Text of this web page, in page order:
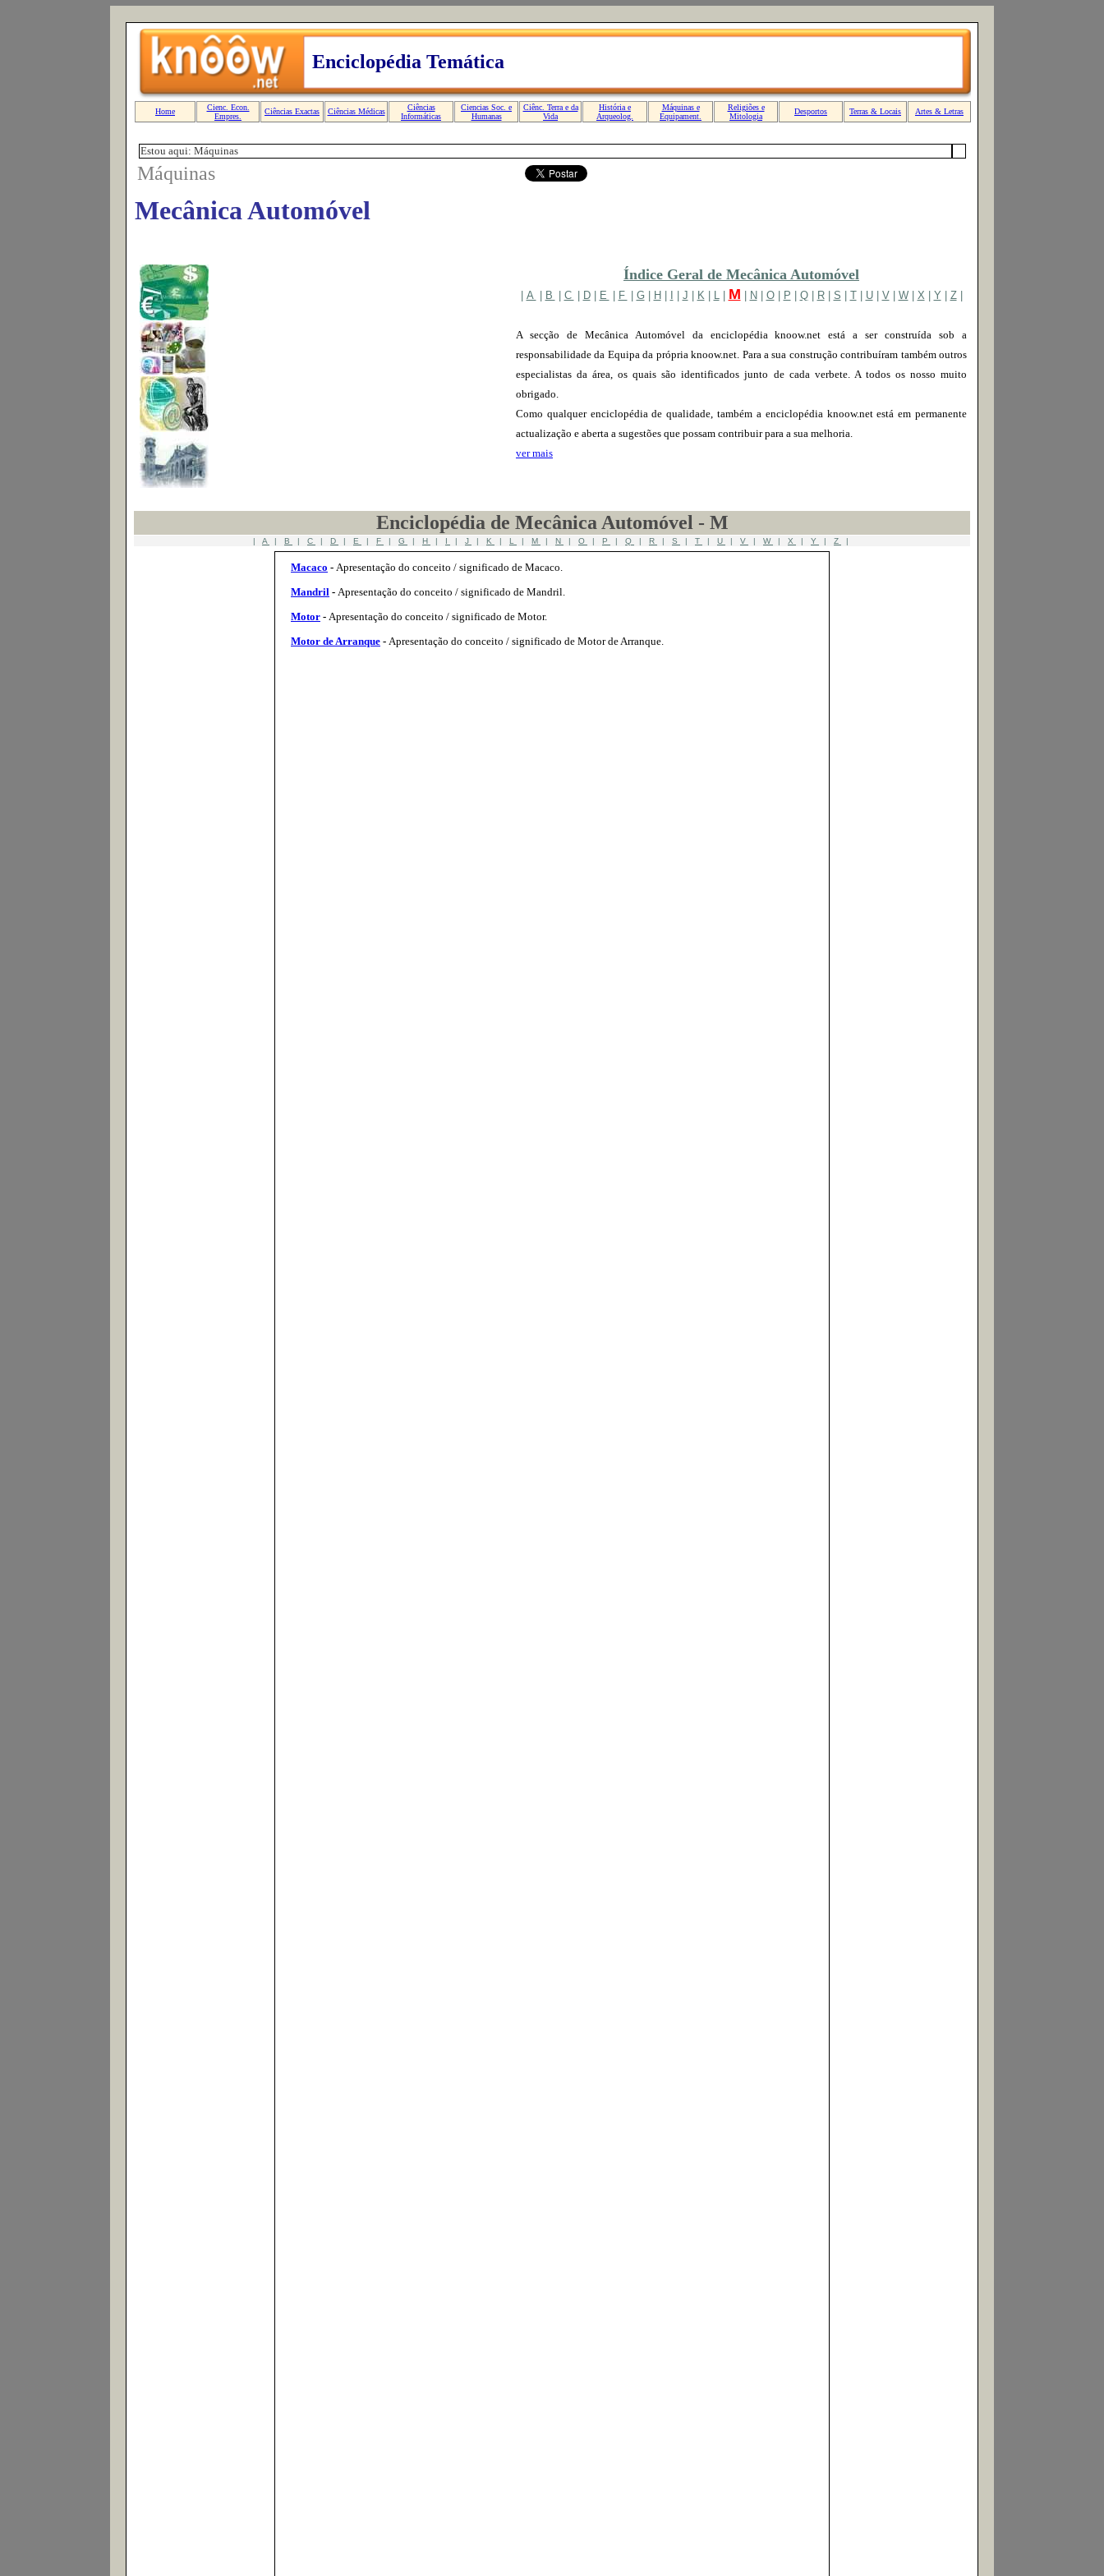
Estou aqui: Máquinas
Máquinas
Mecânica Automóvel
Índice Geral de Mecânica Automóvel
A B C D| E F G| H J K| L| M N O| P Q| R| S T| U| V| W| X Y Z|
A secção de Mecânica Automóvel da enciclopédia knoow.net está a ser construída sob a
responsabilidade da Equipa da própria knoow.net. Para a sua construção contribuíram também outros
especialistas da área, os quais são identificados junto de cada verbete. A todos os nosso muito
obrigado.
Como qualquer enciclopédia de qualidade, também a enciclopédia knoow.net está em permanente
actualização e aberta a sugestões que possam contribuir para a sua melhoria.
ver mais
Enciclopédia de Mecânica Automóvel - M
| A | B | C | D | E | F | G | H | I | J | K | L | M | N | O | P | Q | R | S | T | U | V | W | X | Y | Z |
Macaco - Apresentação do conceito / significado de Macaco.
Mandril - Apresentação do conceito / significado de Mandril.
Motor - Apresentação do conceito / significado de Motor.
Motor de Arranque - Apresentação do conceito / significado de Motor de Arranque.